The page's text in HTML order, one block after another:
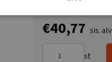
€40,77 sis. alv
st